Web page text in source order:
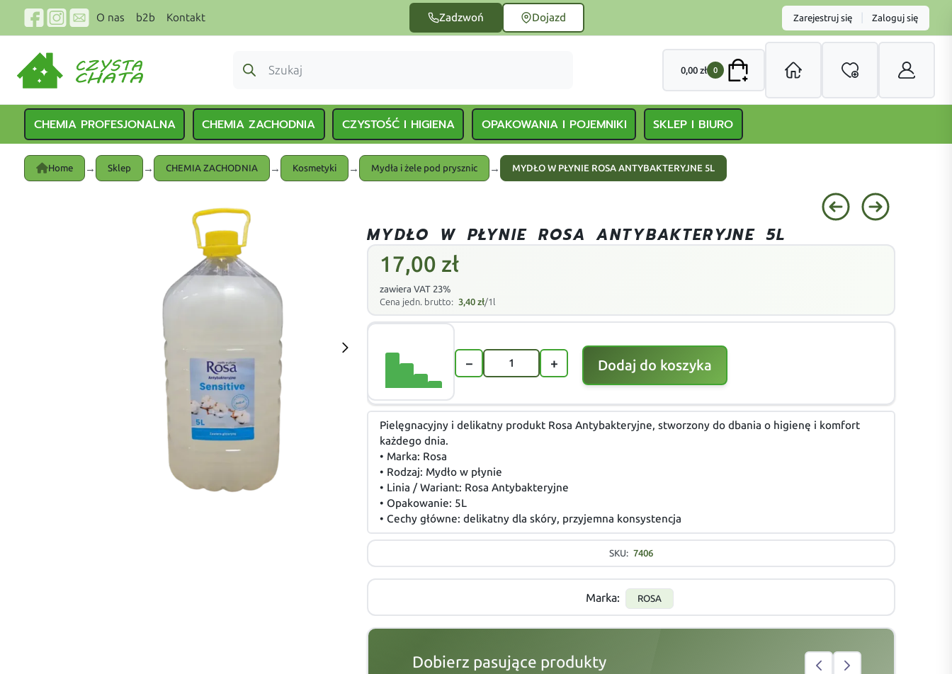
O nas b2b Kontakt Zadzwoń Dojazd Zarejestruj się Zaloguj się
0,00 zł 0
CHEMIA PROFESJONALNA CHEMIA ZACHODNIA CZYSTOŚĆ I HIGIENA OPAKOWANIA I POJEMNIKI SKLEP I BIURO
Home → Sklep → CHEMIA ZACHODNIA → Kosmetyki → Mydła i żele pod prysznic → MYDŁO W PŁYNIE ROSA ANTYBAKTERYJNE 5L
MYDŁO W PŁYNIE ROSA ANTYBAKTERYJNE 5L
17,00 zł
zawiera VAT 23%
Cena jedn. brutto: 3,40zł/1l
− + Dodaj do koszyka
Pielęgnacyjny i delikatny produkt Rosa Antybakteryjne, stworzony do dbania o higienę i komfort
każdego dnia.
• Marka: Rosa
• Rodzaj: Mydło w płynie
• Linia / Wariant: Rosa Antybakteryjne
• Opakowanie: 5L
• Cechy główne: delikatny dla skóry, przyjemna konsystencja
SKU: 7406
Marka: ROSA
Dobierz pasujące produkty